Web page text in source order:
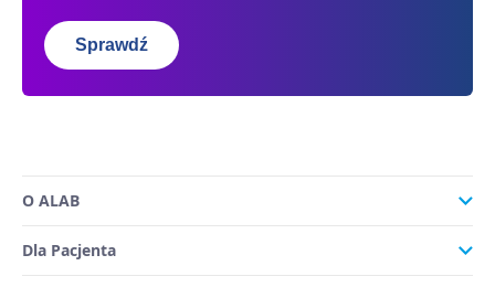
Sprawdź
O ALAB
Dla Pacjenta